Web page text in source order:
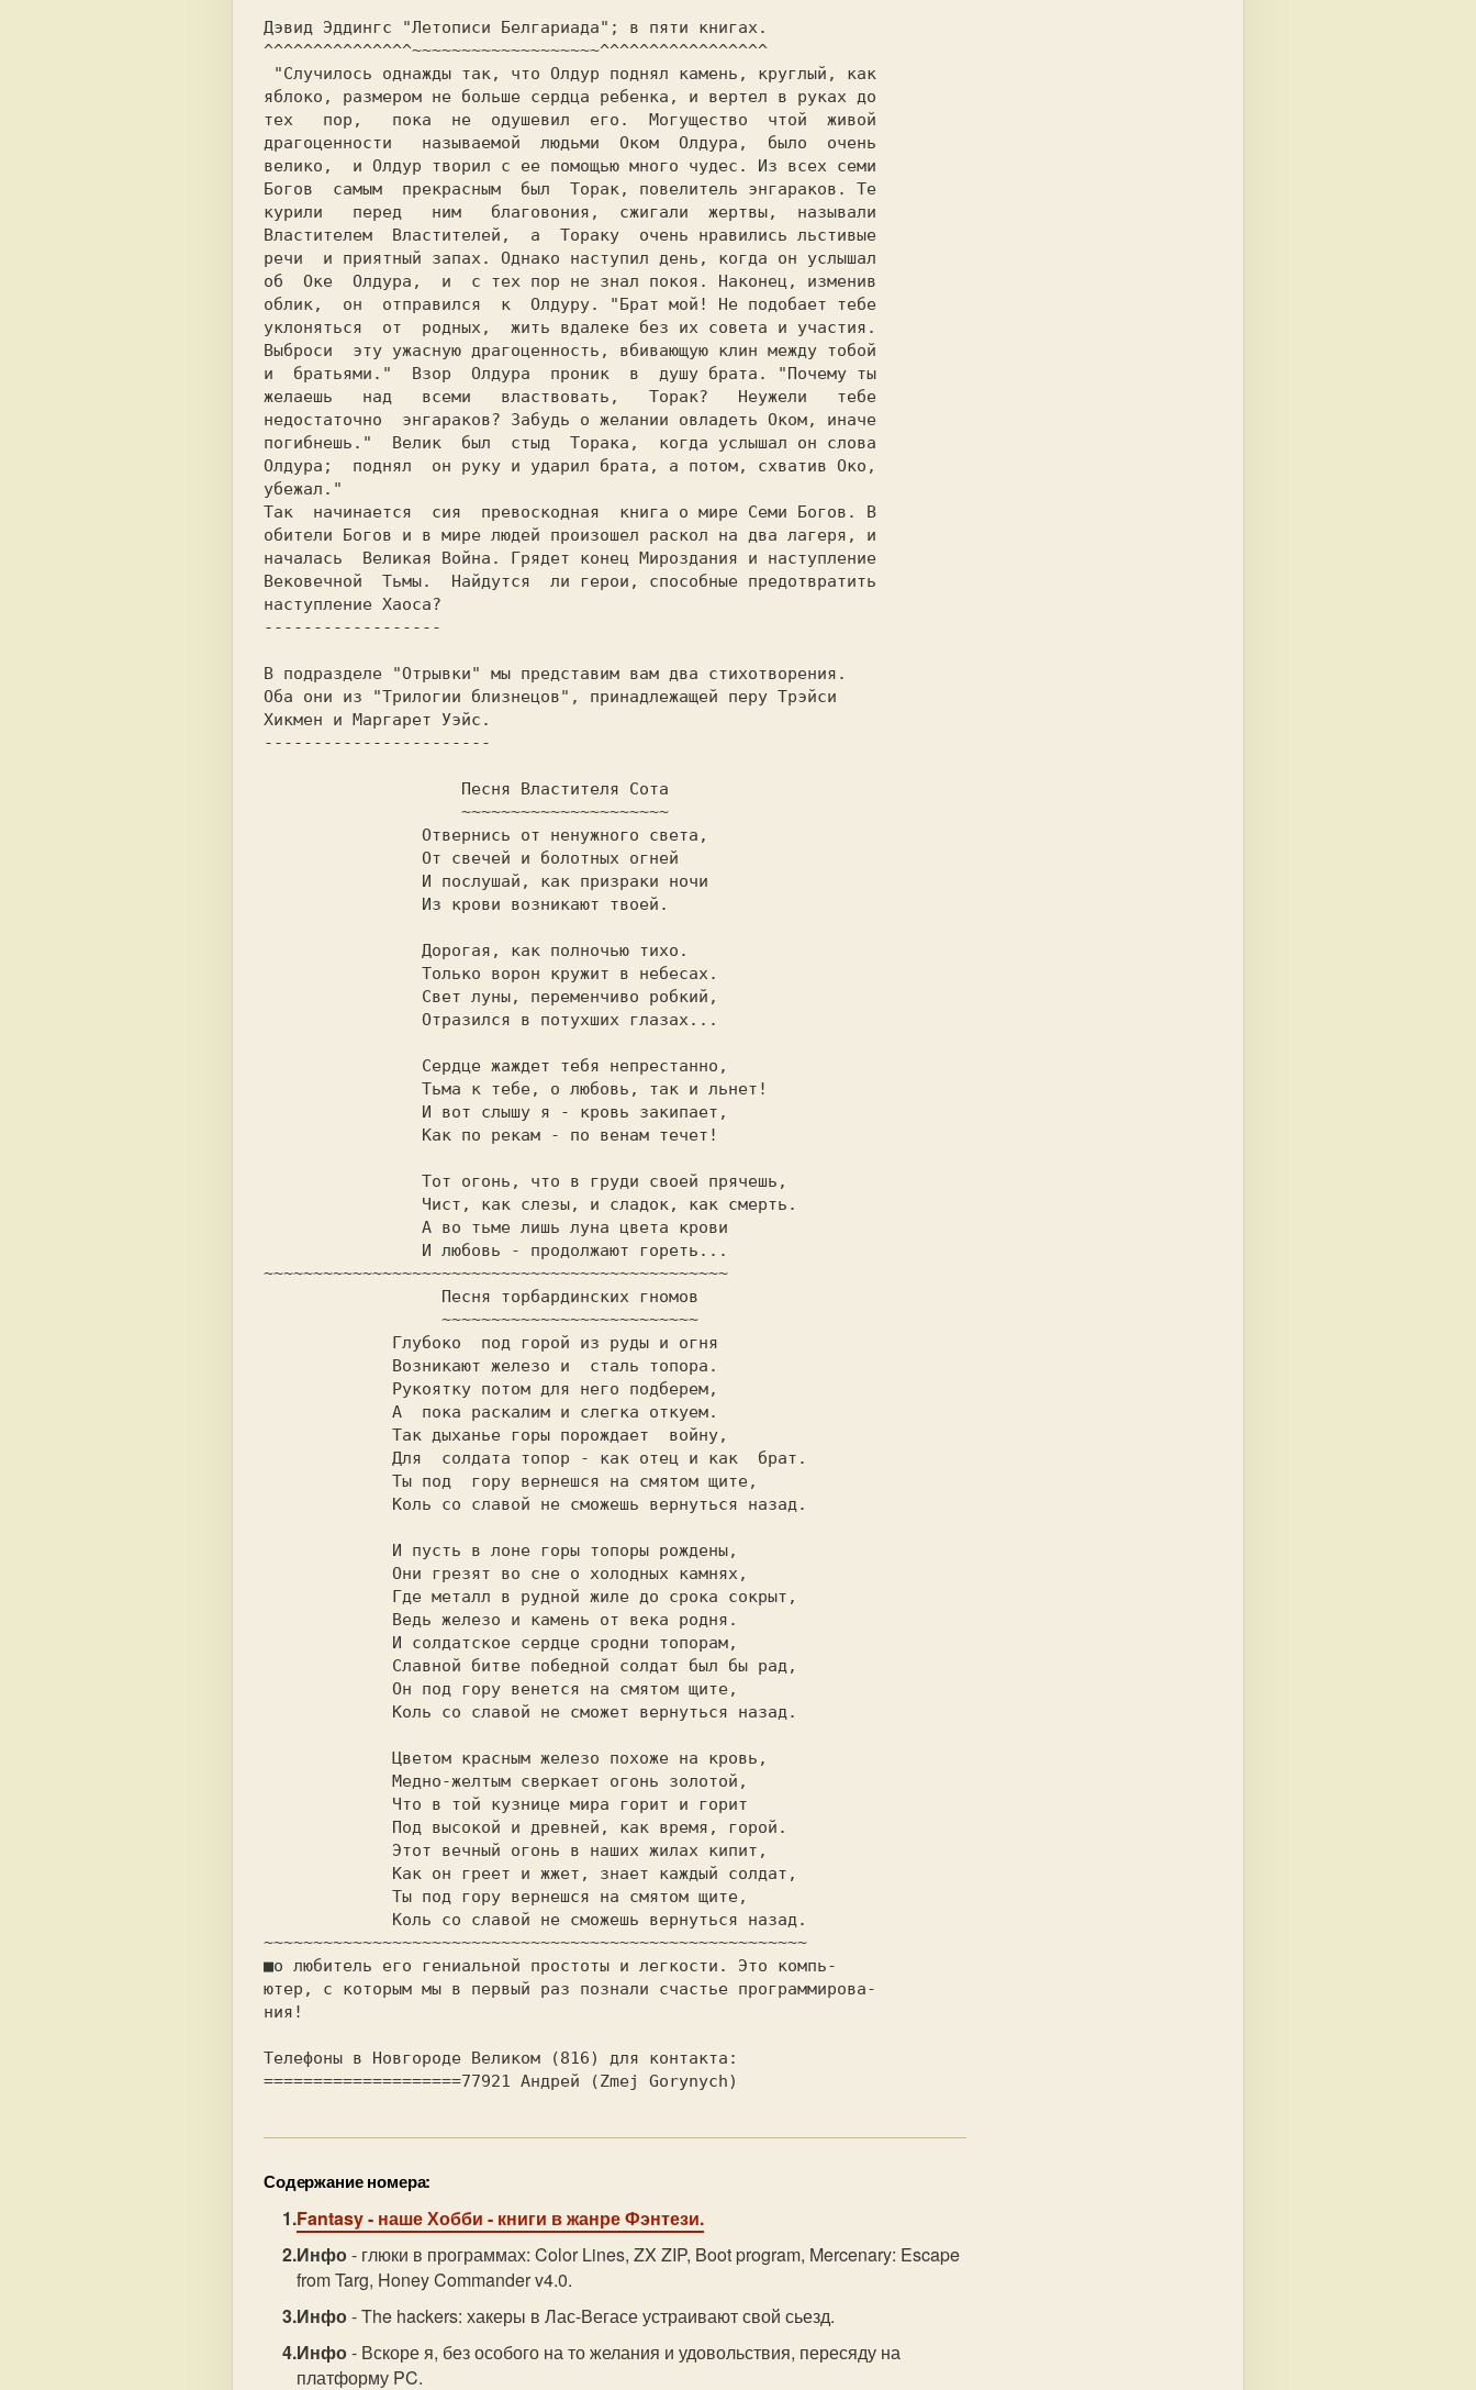
Дэвид Эддингс "Летописи Белгариада"; в пяти книгах.
^^^^^^^^^^^^^^^~~~~~~~~~~~~~~~~~~~^^^^^^^^^^^^^^^^^
яблоко, размером не больше сердца ребенка, и вертел в руках до
тех   пор,   пока  не  одушевил  его.  Могущество  чтой  живой
драгоценности   называемой  людьми  Оком  Олдура,  было  очень
велико,  и Олдур творил с ее помощью много чудес. Из всех семи
Богов  самым  прекрасным  был  Торак, повелитель энгараков. Те
курили   перед   ним   благовония,  сжигали  жертвы,  называли
Властителем  Властителей,  а  Тораку  очень нравились льстивые
речи  и приятный запах. Однако наступил день, когда он услышал
об  Оке  Олдура,  и  с тех пор не знал покоя. Наконец, изменив
облик,  он  отправился  к  Олдуру. "Брат мой! Не подобает тебе
уклоняться  от  родных,  жить вдалеке без их совета и участия.
Выброси  эту ужасную драгоценность, вбивающую клин между тобой
и  братьями."  Взор  Олдура  проник  в  душу брата. "Почему ты
желаешь   над   всеми   властвовать,   Торак?   Неужели   тебе
недостаточно  энгараков? Забудь о желании овладеть Оком, иначе
погибнешь."  Велик  был  стыд  Торака,  когда услышал он слова
Олдура;  поднял  он руку и ударил брата, а потом, схватив Око,
убежал."
Так  начинается  сия  превоскодная  книга о мире Семи Богов. В
обители Богов и в мире людей произошел раскол на два лагеря, и
началась  Великая Война. Грядет конец Мироздания и наступление
Вековечной  Тьмы.  Найдутся  ли герои, способные предотвратить
наступление Хаоса?
------------------
В подразделе "Отрывки" мы представим вам два стихотворения.
Оба они из "Трилогии близнецов", принадлежащей перу Трэйси
Хикмен и Маргарет Уэйс.
-----------------------
~~~~~~~~~~~~~~~~~~~~~~~~~~~~~~~~~~~~~~~~~~~~~~~
~~~~~~~~~~~~~~~~~~~~~~~~~~~~~~~~~~~~~~~~~~~~~~~~~~~~~~~
■о любитель его гениальной простоты и легкости. Это компь-
ютер, с которым мы в первый раз познали счастье программирова-
ния!
Телефоны в Новгороде Великом (816) для контакта:
Содержание номера:
Fantasy- наше Хобби - книги в жанре Фэнтези.
Инфо- глюки в программах: Color Lines, ZX ZIP, Boot program, Mercenary: Escape
from Targ, Honey Commander v4.0.
Инфо- The hackers: хакеры в Лас-Вегасе устраивают свой сьезд.
Инфо- Вскоре я, без особого на то желания и удовольствия, пересяду на
платформу PC.